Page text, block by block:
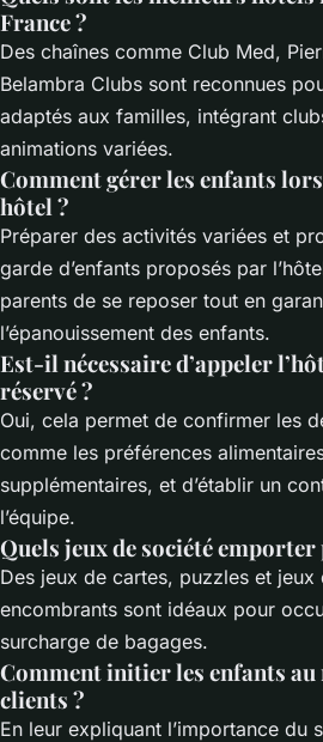
France ?
Des chaînes comme Club Med,
Belambra Clubs sont reconnues
adaptés aux familles, intégrant
animations variées.
Comment gérer les enfants lors
hôtel ?
Préparer des activités variées et
garde d’enfants proposés par
parents de se reposer tout en
l’épanouissement des enfants.
Est-il nécessaire d’appeler
réservé ?
Oui, cela permet de confirmer les
comme les préférences
supplémentaires, et d’établir un
l’équipe.
Quels jeux de société emporter
Des jeux de cartes, puzzles et
encombrants sont idéaux pour
surcharge de bagages.
Comment initier les enfants au
clients ?
En leur expliquant l’importance du